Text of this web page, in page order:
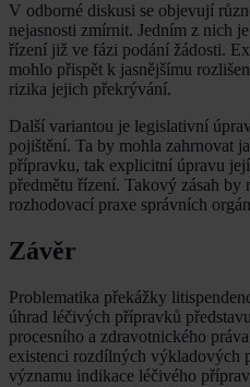
V odborné diskusi se objevují
nejasnosti zmírnit. Jedním z nich
řízení již ve fázi podání žádosti.
mohlo přispět k jasnějšímu
rizika jejich překrývání.
Další variantou je legislativní
pojištění. Ta by mohla zahrnovat
přípravku, tak explicitní úpravu
předmětu řízení. Takový zásah by
rozhodovací praxe správních
Závěr
Problematika překážky
úhrad léčivých přípravků
procesního a zdravotnického
existenci rozdílných výkladových
významu indikace léčivého